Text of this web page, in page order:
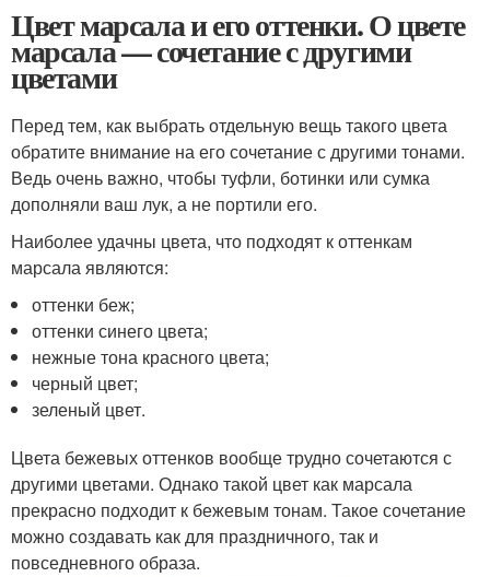
Цвет марсала и его оттенки. О цвете
марсала — сочетание с другими
цветами
Перед тем, как выбрать отдельную вещь такого цвета
обратите внимание на его сочетание с другими тонами.
Ведь очень важно, чтобы туфли, ботинки или сумка
дополняли ваш лук, а не портили его.
Наиболее удачны цвета, что подходят к оттенкам
марсала являются:
оттенки беж;
оттенки синего цвета;
нежные тона красного цвета;
черный цвет;
зеленый цвет.
Цвета бежевых оттенков вообще трудно сочетаются с
другими цветами. Однако такой цвет как марсала
прекрасно подходит к бежевым тонам. Такое сочетание
можно создавать как для праздничного, так и
повседневного образа.